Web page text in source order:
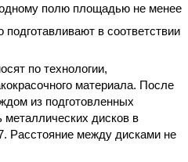
полю площадью не менее
подготавливают в соответствии
по технологии,
материала. После
из подготовленных
металлических дисков в
Расстояние между дисками не